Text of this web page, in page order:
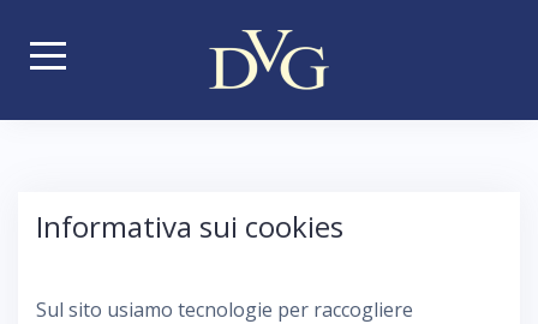
p
Informativa sui cookies
Sul sito usiamo tecnologie per raccogliere